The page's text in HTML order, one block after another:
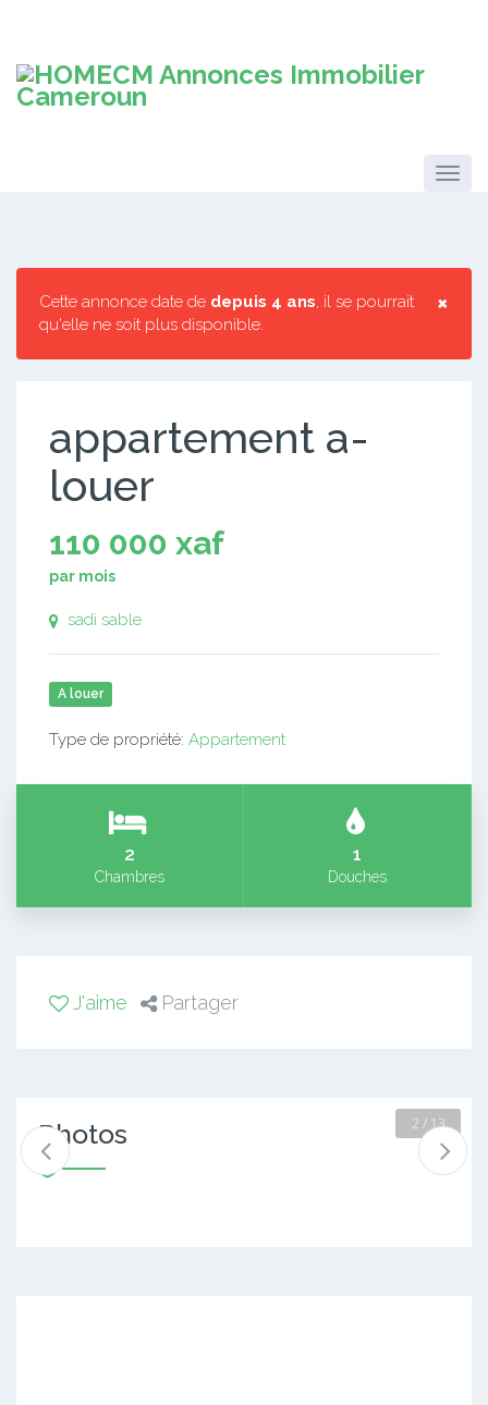
×
Cette annonce date de depuis 4 ans, il se pourrait
qu'elle ne soit plus disponible.
appartement a-
louer
110 000 xaf
par mois
sadi sable
A louer
Type de propriété: Appartement
2
Chambres
1
Douches
J'aime Partager
Photos 2 / 13